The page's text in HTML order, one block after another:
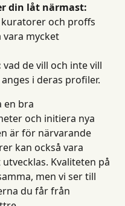
din låt närmast:
och proffs
mycket
vad de vill och inte vill
i deras profiler.
en bra
och initiera nya
är för närvarande
kan också vara
Kvaliteten på
men vi ser till
du får från